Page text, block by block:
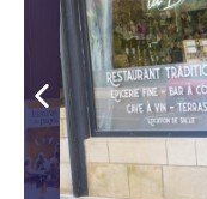
Précédent